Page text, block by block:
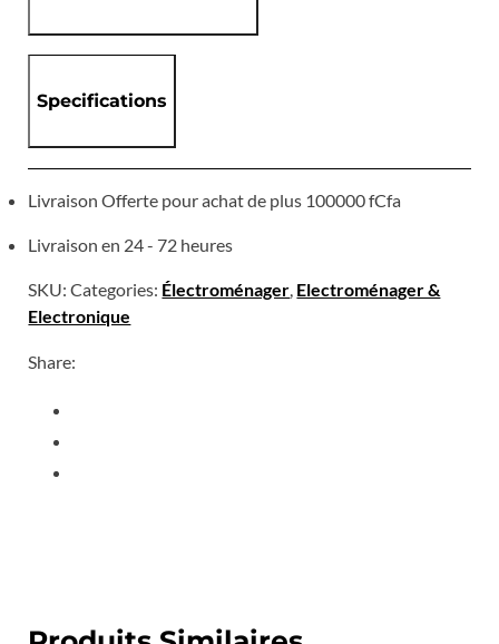
Specifications
Livraison Offerte pour achat de plus 100000 fCfa
Livraison en 24 - 72 heures
SKU:Categories: Électroménager, Electroménager &
Electronique
Share: